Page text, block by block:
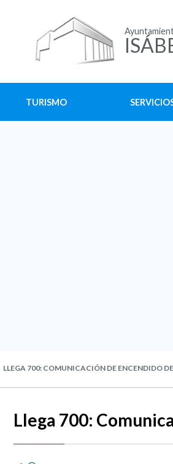
TURISMO
LLEGA 700: COMUNICACIÓN DE ENCENDIDO
Llega 700: